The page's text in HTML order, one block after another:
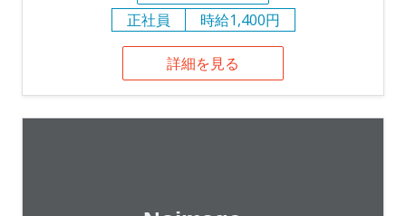
正社員
時給1,400円
詳細を見る